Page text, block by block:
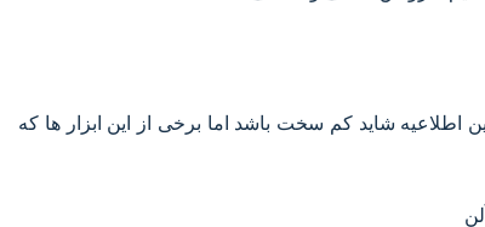
این اطلاعیه شاید کم سخت باشد اما برخی از این ابزار ها که